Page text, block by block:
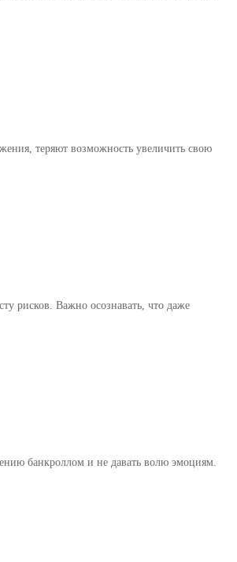
теряют возможность увеличить свою
рисков. Важно осознавать, что даже
банкроллом и не давать волю эмоциям.